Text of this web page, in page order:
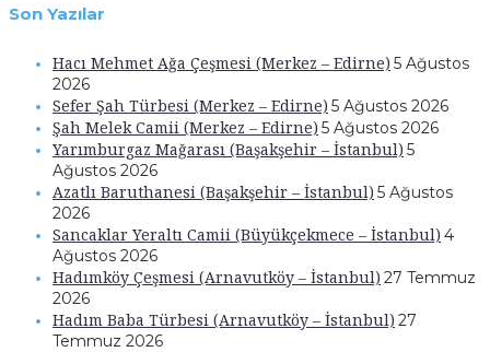
Son Yazılar
Hacı Mehmet Ağa Çeşmesi (Merkez – Edirne) 5 Ağustos
2026
Sefer Şah Türbesi (Merkez – Edirne) 5 Ağustos 2026
Şah Melek Camii (Merkez – Edirne) 5 Ağustos 2026
Yarımburgaz Mağarası (Başakşehir – İstanbul) 5
Ağustos 2026
Azatlı Baruthanesi (Başakşehir – İstanbul) 5 Ağustos
2026
Sancaklar Yeraltı Camii (Büyükçekmece – İstanbul) 4
Ağustos 2026
Hadımköy Çeşmesi (Arnavutköy – İstanbul) 27 Temmuz
2026
Hadım Baba Türbesi (Arnavutköy – İstanbul) 27
Temmuz 2026